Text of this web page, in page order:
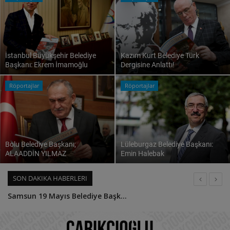
İstanbul Büyükşehir Belediye
Başkanı: Ekrem İmamoğlu
Kazım Kurt Belediye Türk
Dergisine Anlattı!
Röportajlar
Bolu Belediye Başkanı;
ALAADDİN YILMAZ
Röportajlar
Lüleburgaz Belediye Başkanı:
Emin Halebak
SON DAKIKA HABERLERI
Samsun 19 Mayıs Belediye Başkanı Osman Topaloğlu Belediye Türk Dergisi'ne Anlattı!
Ne Dediysek O Oldu…